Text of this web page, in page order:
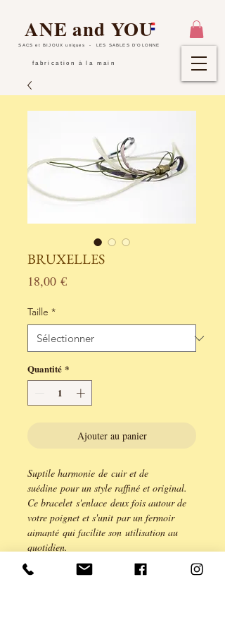
SACS et BIJOUX uniques - LES SABLES D'OLONNE
ANE and YOU
fabrication à la main
BRUXELLES
18,00 €Prix
Taille *
Quantité *
Ajouter au panier
Suptile harmonie de cuir et de
suédine pour un style raffiné et original.
Ce bracelet s'enlace deux fois autour de
votre poignet et s'unit par un fermoir
aimanté qui facilite son utilisation au
quotidien.
Il existe en 3 tailles pour s'accorder à